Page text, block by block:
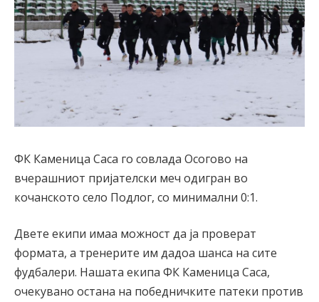
ФК Каменица Саса го совлада Осогово на
вчерашниот пријателски меч одигран во
кочанското село Подлог, со минимални 0:1.
Двете екипи имаа можност да ја проверат
формата, а тренерите им дадоа шанса на сите
фудбалери. Нашата екипа ФК Каменица Саса,
очекувано остана на победничките патеки против